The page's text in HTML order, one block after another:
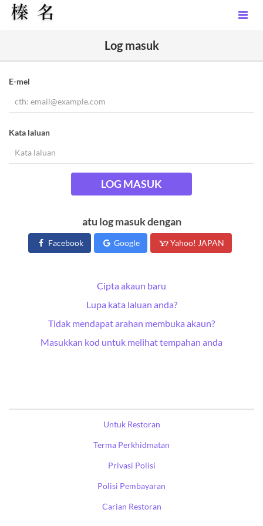
Log masuk
E-mel
Kata laluan
LOG MASUK
atu log masuk dengan
Facebook Google Yahoo! JAPAN
Cipta akaun baru
Lupa kata laluan anda?
Tidak mendapat arahan membuka akaun?
Masukkan kod untuk melihat tempahan anda
Untuk Restoran
Terma Perkhidmatan
Privasi Polisi
Polisi Pembayaran
Carian Restoran